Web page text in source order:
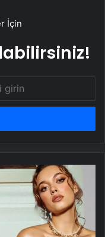
İçin